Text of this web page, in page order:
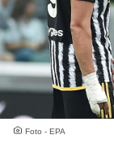
Foto - EPA